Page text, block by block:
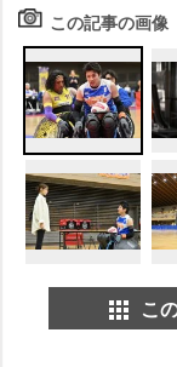
この記事の画像
こ